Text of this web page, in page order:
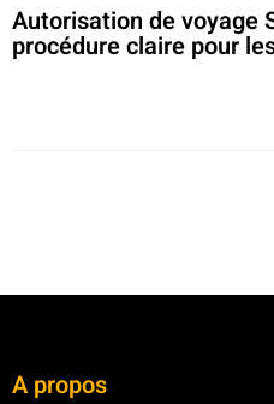
Autorisation de voyage
procédure claire pour
A propos